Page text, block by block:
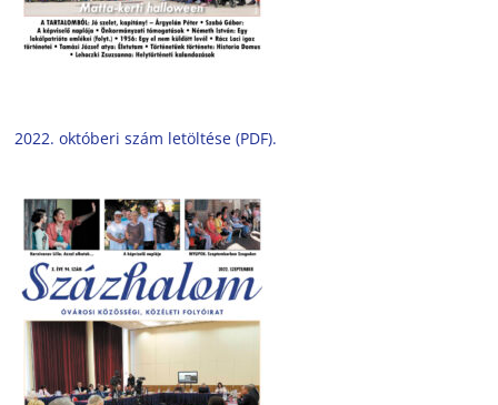
2022. októberi szám letöltése (PDF).